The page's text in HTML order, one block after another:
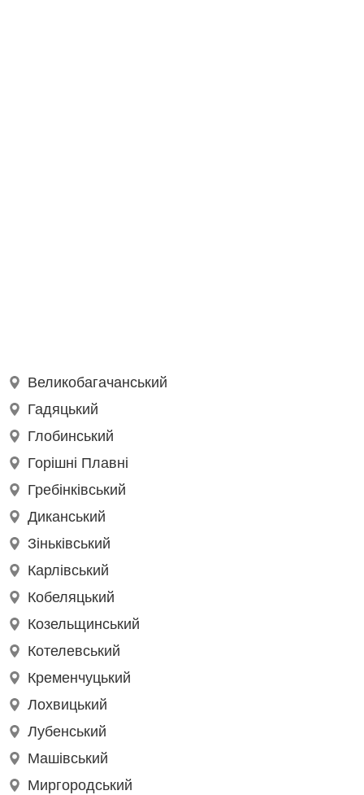
Великобагачанський
Гадяцький
Глобинський
Горішні Плавні
Гребінківський
Диканський
Зіньківський
Карлівський
Кобеляцький
Козельщинський
Котелевський
Кременчуцький
Лохвицький
Лубенський
Машівський
Миргородський